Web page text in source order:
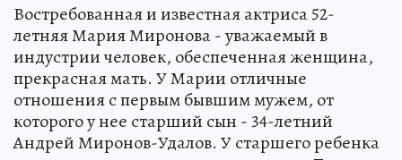
Востребованная и известная актриса 52-
летняя Мария Миронова - уважаемый в
индустрии человек, обеспеченная женщина,
прекрасная мать. У Марии отличные
отношения с первым бывшим мужем, от
которого у нее старший сын - 34-летний
Андрей Миронов-Удалов. У старшего ребенка